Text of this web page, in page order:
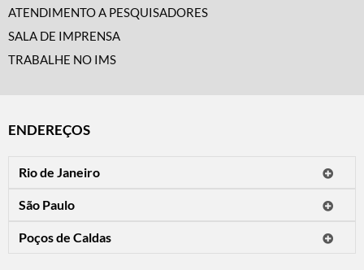
ATENDIMENTO A PESQUISADORES
SALA DE IMPRENSA
TRABALHE NO IMS
ENDEREÇOS
Rio de Janeiro
Horário de visitação: a programação do IMS no Rio de Janeiro será
apresentada em instituições culturais parceiras.
São Paulo
CEP 01310-300 - São Paulo/SP
Poços de Caldas